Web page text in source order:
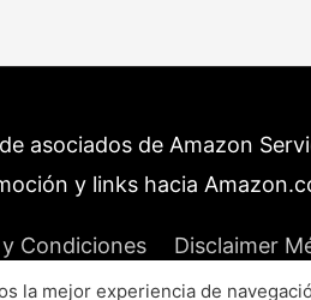
asociados de Amazon
y links hacia
Condiciones Disclaimer
la mejor experiencia de